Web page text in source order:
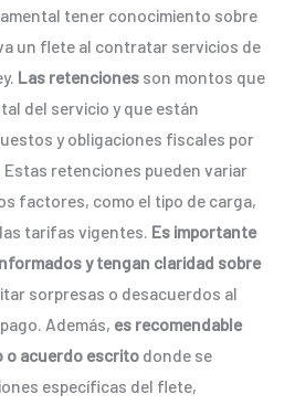
tener conocimiento sobre
un flete al contratar servicios de
Las retencionesson montos que
del servicio y que están
y obligaciones fiscales por
retenciones pueden variar
factores, como el tipo de carga,
tarifas vigentes. Es importante
y tengan claridad sobre
sorpresas o desacuerdos al
Además, es recomendable
acuerdo escritodonde se
específicas del flete,